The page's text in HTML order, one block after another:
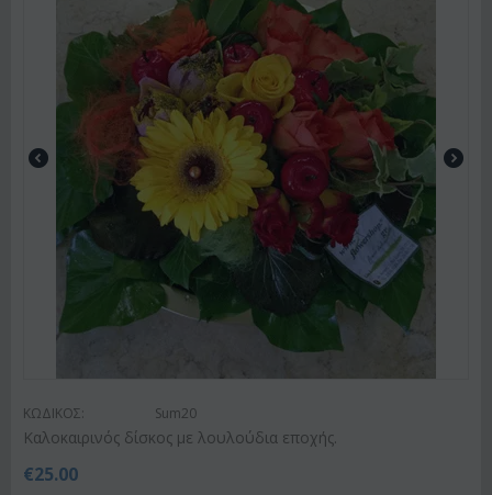
ΚΩΔΙΚΟΣ: Sum20
Kαλοκαιρινός δίσκος με λουλούδια εποχής.
€25.00